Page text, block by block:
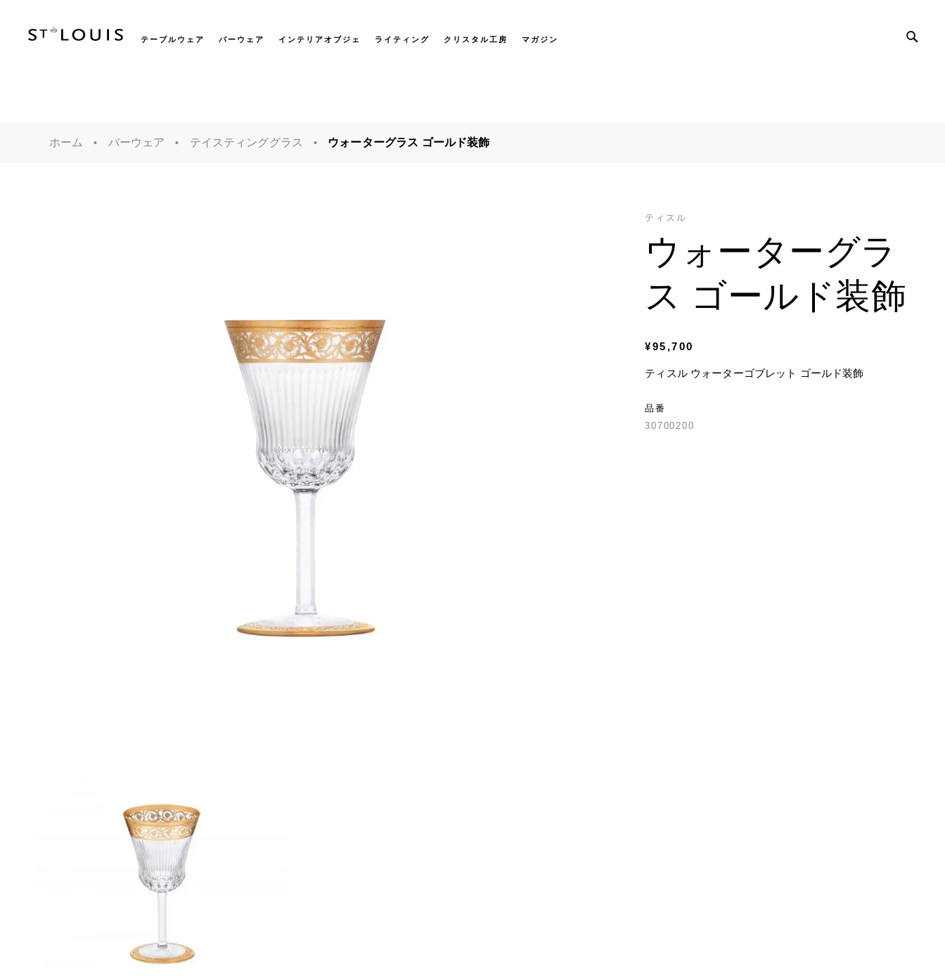
テーブルウェア バーウェア インテリアオブジェ ライティング クリスタル工房 マガジン
ホーム バーウェア テイスティンググラス ウォーターグラス ゴールド装飾
ティスル
ウォーターグラ
ス ゴールド装飾
¥95,700
ティスル ウォーターゴブレット ゴールド装飾
品番
30700200